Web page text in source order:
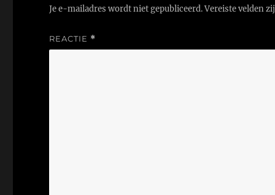
Je e-mailadres wordt niet gepubliceerd.Vereiste velden
REACTIE *